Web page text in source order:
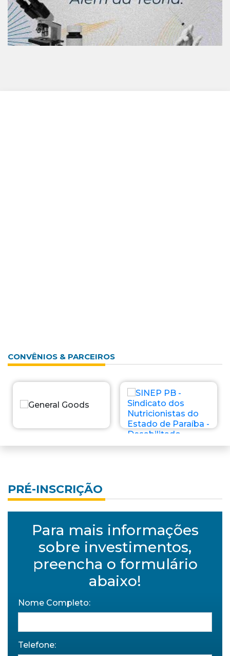
CONVÊNIOS & PARCEIROS
PRÉ-INSCRIÇÃO
Para mais informações
sobre investimentos,
preencha o formulário
abaixo!
Nome Completo:
Telefone: